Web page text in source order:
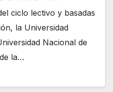
ciclo lectivo y basadas
la Universidad
Nacional de
la…